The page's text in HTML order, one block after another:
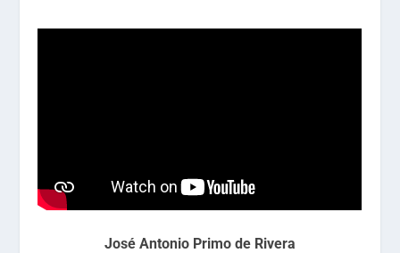
José Antonio Primo de Rivera